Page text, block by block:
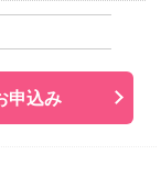
申込み